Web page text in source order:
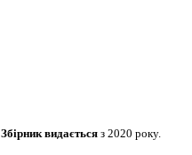
Збірник видається з 2020 року.